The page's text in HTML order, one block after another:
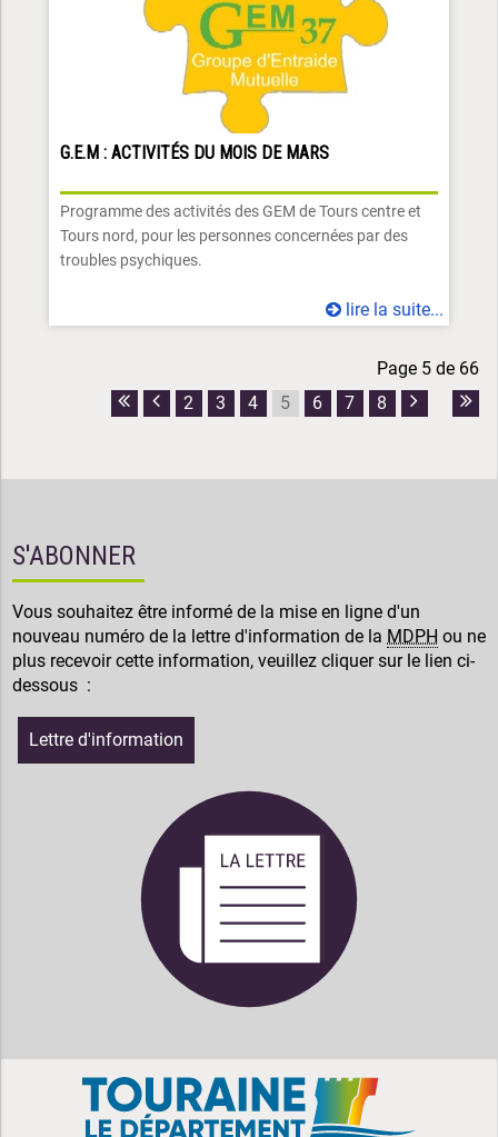
G.E.M : ACTIVITÉS DU MOIS DE MARS
Programme des activités des GEM de Tours centre et
Tours nord, pour les personnes concernées par des
troubles psychiques.
lire la suite...
Page 5 de 66
Première
Page
2 3 4 5 6 7 8
Page
S'ABONNER
Vous souhaitez être informé de la mise en ligne d'un
nouveau numéro de la lettre d'information de la MDPH ou ne
plus recevoir cette information, veuillez cliquer sur le lien ci-
dessous :
Lettre d'information